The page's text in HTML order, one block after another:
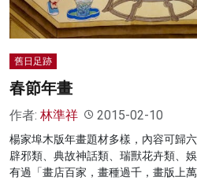
灼見活動
舊日足跡
春節年畫
作者: 林準祥 2015-02-10
楊家埠木版年畫題材多樣，內容可歸
辟邪類、典故神話類、瑞獸花卉類、
有過「畫店百家，畫種過千，畫版上萬